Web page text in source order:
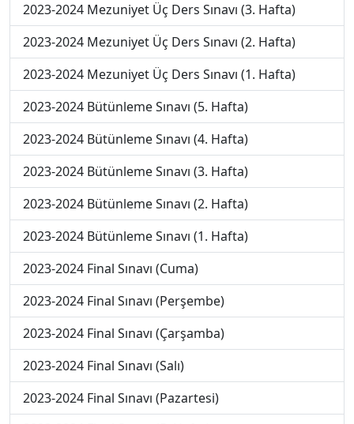
2023-2024 Mezuniyet Üç Ders Sınavı (3. Hafta)
2023-2024 Mezuniyet Üç Ders Sınavı (2. Hafta)
2023-2024 Mezuniyet Üç Ders Sınavı (1. Hafta)
2023-2024 Bütünleme Sınavı (5. Hafta)
2023-2024 Bütünleme Sınavı (4. Hafta)
2023-2024 Bütünleme Sınavı (3. Hafta)
2023-2024 Bütünleme Sınavı (2. Hafta)
2023-2024 Bütünleme Sınavı (1. Hafta)
2023-2024 Final Sınavı (Cuma)
2023-2024 Final Sınavı (Perşembe)
2023-2024 Final Sınavı (Çarşamba)
2023-2024 Final Sınavı (Salı)
2023-2024 Final Sınavı (Pazartesi)